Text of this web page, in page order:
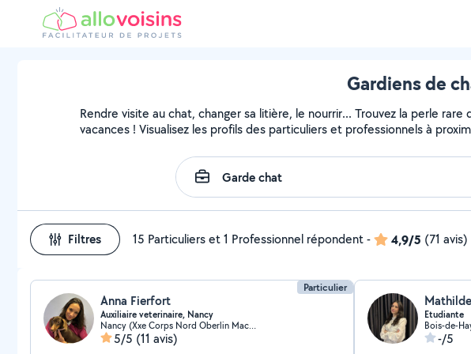
Gardiens de
Rendre visite au chat, changer sa litière, le nourrir... Trouvez la perle
vacances ! Visualisez les profils des particuliers et professionnels à
Filtres 15 Particuliers et 1 Professionnel répondent- 4,9/5 (71 avis)
Particulier
Anna Fierfort
Auxiliaire veterinaire, Nancy
Nancy (Xxe Corps Nord Oberlin Mac-Mahon)
5/5 (11 avis)
Etudiante
Bois-de-
-/5